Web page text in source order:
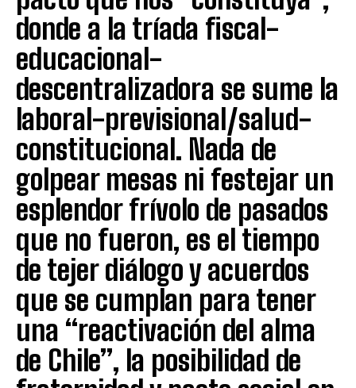
donde a la tríada fiscal-
educacional-
descentralizadora se sume la
laboral-previsional/salud-
constitucional. Nada de
golpear mesas ni festejar un
esplendor frívolo de pasados
que no fueron, es el tiempo
de tejer diálogo y acuerdos
que se cumplan para tener
una “reactivación del alma
de Chile”, la posibilidad de